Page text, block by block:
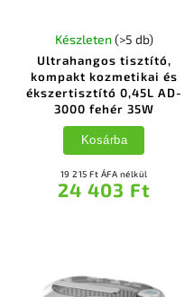
Ultrahangos tisztító,
kompakt kozmetikai és
ékszertisztító 0,45L AD-
3000 fehér 35W
Készleten (>5 db)
19 215 Ft ÁFA nélkül
24 403 Ft
Kosárba